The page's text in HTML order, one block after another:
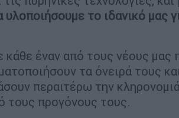
υλοποιήσουμε το ιδανικό μας
έναν από τους νέους μας
τα όνειρά τους
περαιτέρω την
τους προγόνους τους.